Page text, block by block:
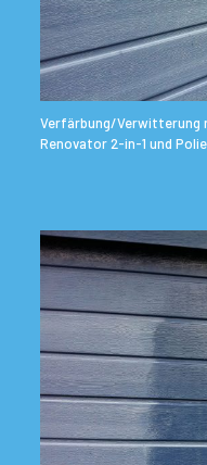
Verfärbung/Verwitterung
Renovator 2-in-1 und